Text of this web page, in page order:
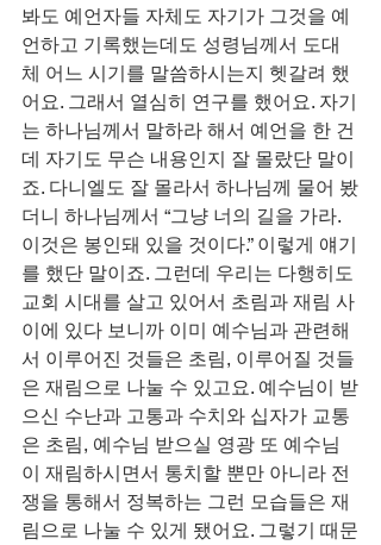
봐도 예언자들 자체도 자기가 그것을 예
언하고 기록했는데도 성령님께서 도대
체 어느 시기를 말씀하시는지 헷갈려 했
어요. 그래서 열심히 연구를 했어요. 자기
는 하나님께서 말하라 해서 예언을 한 건
데 자기도 무슨 내용인지 잘 몰랐단 말이
죠. 다니엘도 잘 몰라서 하나님께 물어 봤
더니 하나님께서 “그냥 너의 길을 가라.
이것은 봉인돼 있을 것이다.” 이렇게 얘기
를 했단 말이죠. 그런데 우리는 다행히도
교회 시대를 살고 있어서 초림과 재림 사
이에 있다 보니까 이미 예수님과 관련해
서 이루어진 것들은 초림, 이루어질 것들
은 재림으로 나눌 수 있고요. 예수님이 받
으신 수난과 고통과 수치와 십자가 교통
은 초림, 예수님 받으실 영광 또 예수님
이 재림하시면서 통치할 뿐만 아니라 전
쟁을 통해서 정복하는 그런 모습들은 재
림으로 나눌 수 있게 됐어요. 그렇기 때문